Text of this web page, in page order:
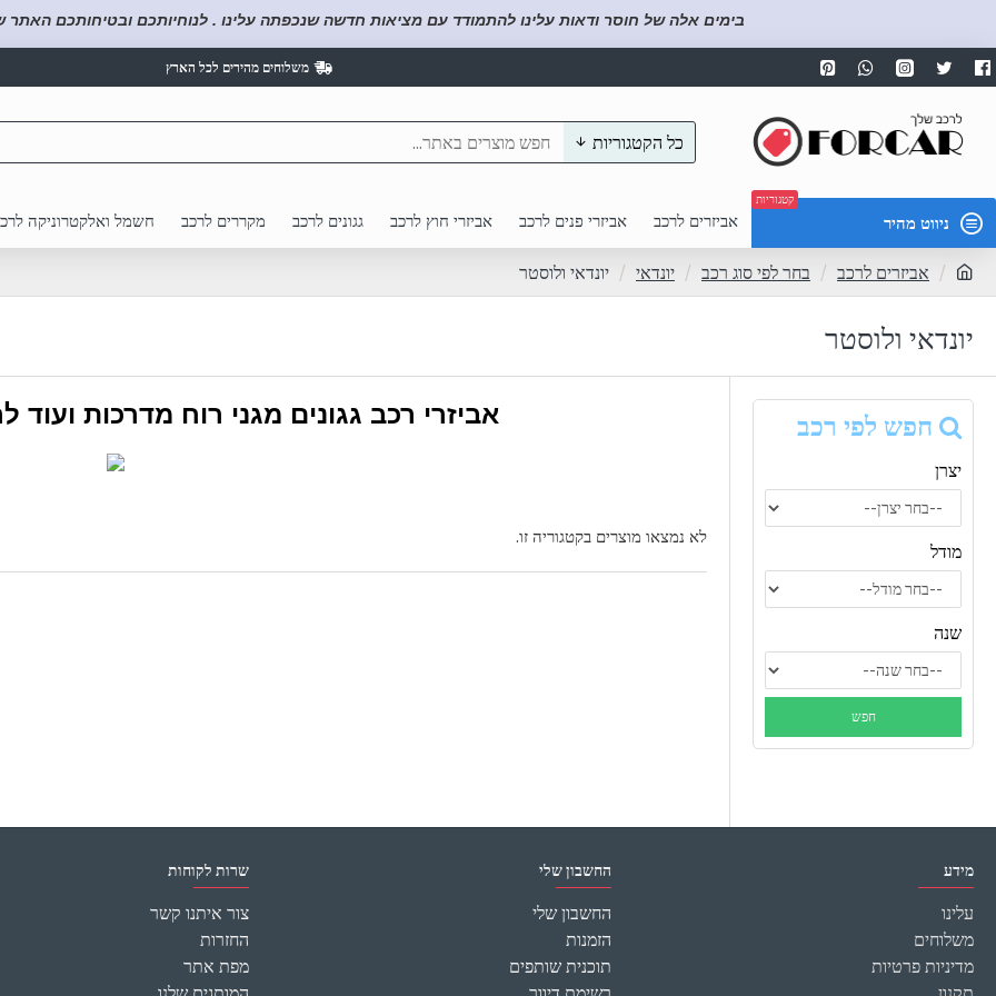
בימים אלה של חוסר ודאות עלינו להתמודד עם מציאות חדשה שנכפתה עלינו . לנוחיותכם ובטיחותכם האתר
משלוחים מהירים לכל הארץ
כל הקטגוריות
ניווט מהיר
קטגוריות
אביזרים לרכב אביזרי פנים לרכב אביזרי חוץ לרכב גגונים לרכב מקררים לרכב חשמל ואלקטרוניקה
אביזרים לרכב בחר לפי סוג רכב יונדאי יונדאי ולוסטר
יונדאי ולוסטר
חפש לפי רכב
יצרן
מודל
שנה
אביזרי רכב גגונים מגני רוח מדרכות ועוד
לא נמצאו מוצרים בקטגוריה זו.
מידע
עלינו
משלוחים
מדיניות פרטיות
החשבון שלי
החשבון שלי
הזמנות
תוכנית שותפים
שרות לקוחות
צור איתנו קשר
החזרות
מפת אתר